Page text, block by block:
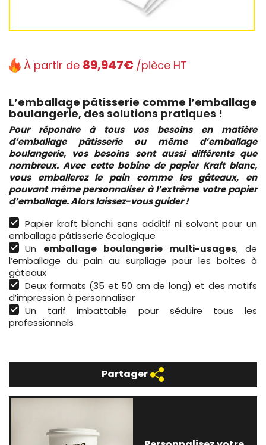
À partir de 89,947€ /pièce HT
L’emballage pâtisserie comme l’emballage
boulangerie, des solutions pratiques !
Pour répondre à tous vos besoins en matière
d’emballage pâtisserie ou même d’emballage
boulangerie, vos besoins sont aussi différents que
nombreux. Avec cette bobine de papier Kraft blanc,
vous emballerez le pain comme les gâteaux, en
pouvant même personnaliser à l’extrême votre papier
d’emballage. Alors laissez-vous guider !
Papier kraft blanchi sans additif ni solvant pour un
emballage pâtisserie écologique
Un emballage boulangerie multi-usages, de
l’emballage du pain au surpliage pour les boites à
gâteaux
Deux formats (35 et 50 cm de long) et des motifs
d’impression à personnaliser
Un tarif imbattable pour séduire tous les
professionnels
Partager